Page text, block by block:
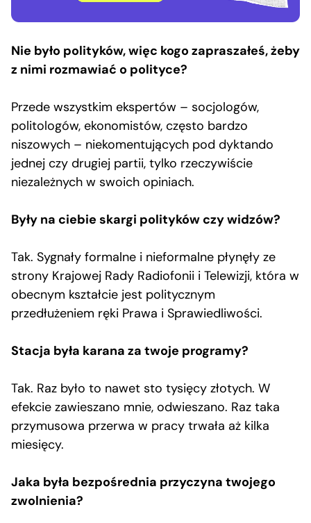
Nie było polityków, więc kogo zapraszałeś, żeby
z nimi rozmawiać o polityce?
Przede wszystkim ekspertów – socjologów,
politologów, ekonomistów, często bardzo
niszowych – niekomentujących pod dyktando
jednej czy drugiej partii, tylko rzeczywiście
niezależnych w swoich opiniach.
Były na ciebie skargi polityków czy widzów?
Tak. Sygnały formalne i nieformalne płynęły ze
strony Krajowej Rady Radiofonii i Telewizji, która w
obecnym kształcie jest politycznym
przedłużeniem ręki Prawa i Sprawiedliwości.
Stacja była karana za twoje programy?
Tak. Raz było to nawet sto tysięcy złotych. W
efekcie zawieszano mnie, odwieszano. Raz taka
przymusowa przerwa w pracy trwała aż kilka
miesięcy.
Jaka była bezpośrednia przyczyna twojego
zwolnienia?